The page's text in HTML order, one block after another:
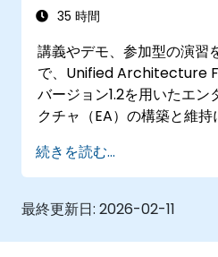
35 時間
講義やデモ、参加型の演習
で、Unified Architecture
バージョン1.2を用いたエ
クチャ（EA）の構築と維持
続きを読む...
最終更新日: 2026-02-11